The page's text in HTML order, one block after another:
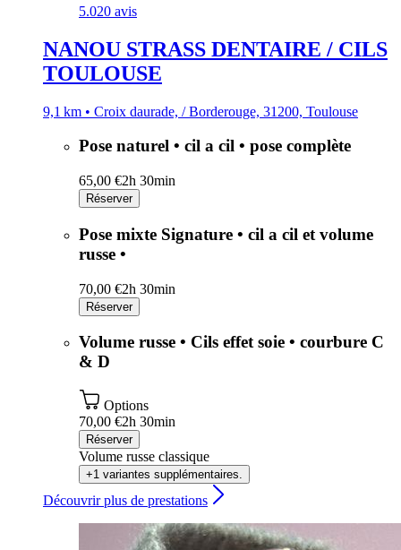
5.020 avis
NANOU STRASS DENTAIRE / CILS
TOULOUSE
9,1 km • Croix daurade, / Borderouge, 31200, Toulouse
Pose naturel • cil a cil • pose complète
65,00 €2h 30min
Réserver
Pose mixte Signature • cil a cil et volume
russe •
70,00 €2h 30min
Réserver
Volume russe • Cils effet soie • courbure C
& D
Options
70,00 €2h 30min
Réserver
Volume russe classique
+1 variantes supplémentaires.
Découvrir plus de prestations